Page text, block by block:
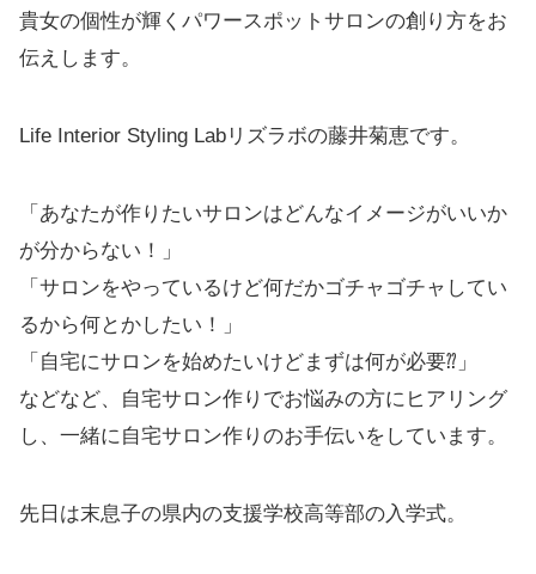
貴女の個性が輝くパワースポットサロンの創り方をお
伝えします。
Life Interior Styling Labリズラボの藤井菊恵です。
「あなたが作りたいサロンはどんなイメージがいいか
が分からない！」
「サロンをやっているけど何だかゴチャゴチャしてい
るから何とかしたい！」
「自宅にサロンを始めたいけどまずは何が必要⁇」
などなど、自宅サロン作りでお悩みの方にヒアリング
し、一緒に自宅サロン作りのお手伝いをしています。
先日は末息子の県内の支援学校高等部の入学式。